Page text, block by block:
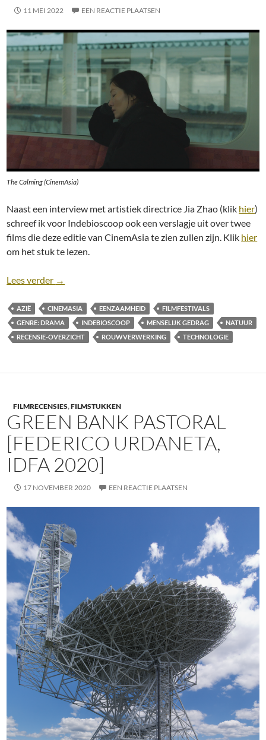
11 MEI 2022 EEN REACTIE PLAATSEN
The Calming (CinemAsia)
Naast een interview met artistiek directrice Jia Zhao (klik hier)
schreef ik voor Indebioscoop ook een verslagje uit over twee
films die deze editie van CinemAsia te zien zullen zijn. Klik hier
om het stuk te lezen.
Lees verder CinemAsia 2022: Aloners [Hong Sung-eun, 2021)
→
AZIË CINEMASIA EENZAAMHEID
FILMFESTIVALS
GENRE: DRAMA
INDEBIOSCOOP MENSELIJK GEDRAG
NATUUR
RECENSIE-OVERZICHT
ROUWVERWERKING TECHNOLOGIE
FILMRECENSIES,FILMSTUKKEN
GREEN BANK PASTORAL
[FEDERICO URDANETA,
IDFA 2020]
17 NOVEMBER 2020 EEN REACTIE PLAATSEN